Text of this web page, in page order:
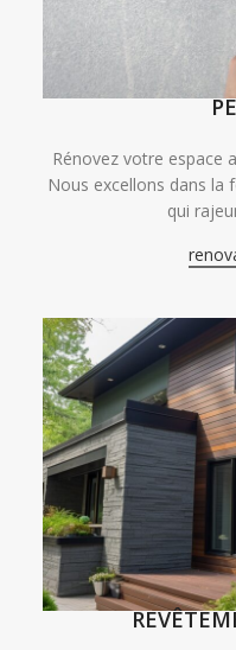
Rénovez votre espace
Nous excellons dans la
qui